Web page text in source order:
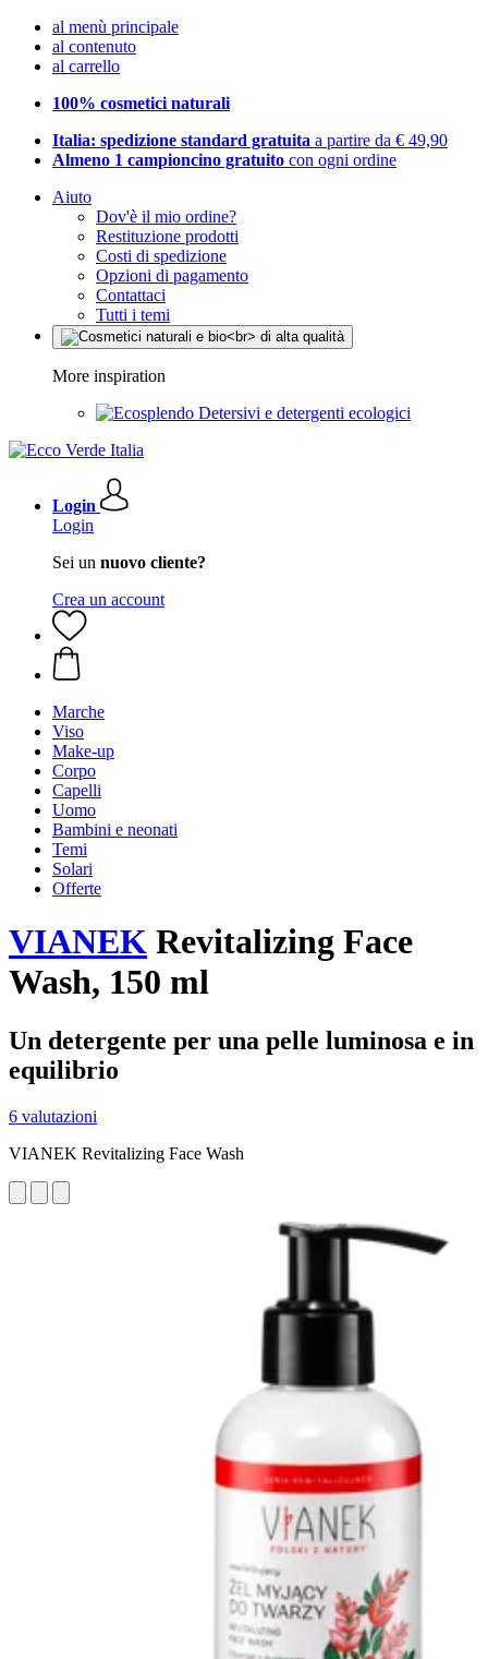
al menù principale
al contenuto
al carrello
100% cosmetici naturali
Italia: spedizione standard gratuita a partire da € 49,90
Almeno 1 campioncino gratuito con ogni ordine
Aiuto
Dov'è il mio ordine?
Restituzione prodotti
Costi di spedizione
Opzioni di pagamento
Contattaci
Tutti i temi
More inspiration
Detersivi e detergenti ecologici
Login
Login
Sei un nuovo cliente?
Crea un account
Marche
Viso
Make-up
Corpo
Capelli
Uomo
Bambini e neonati
Temi
Solari
Offerte
VIANEK Revitalizing Face
Wash, 150 ml
Un detergente per una pelle luminosa e in
equilibrio
6 valutazioni
VIANEK Revitalizing Face Wash